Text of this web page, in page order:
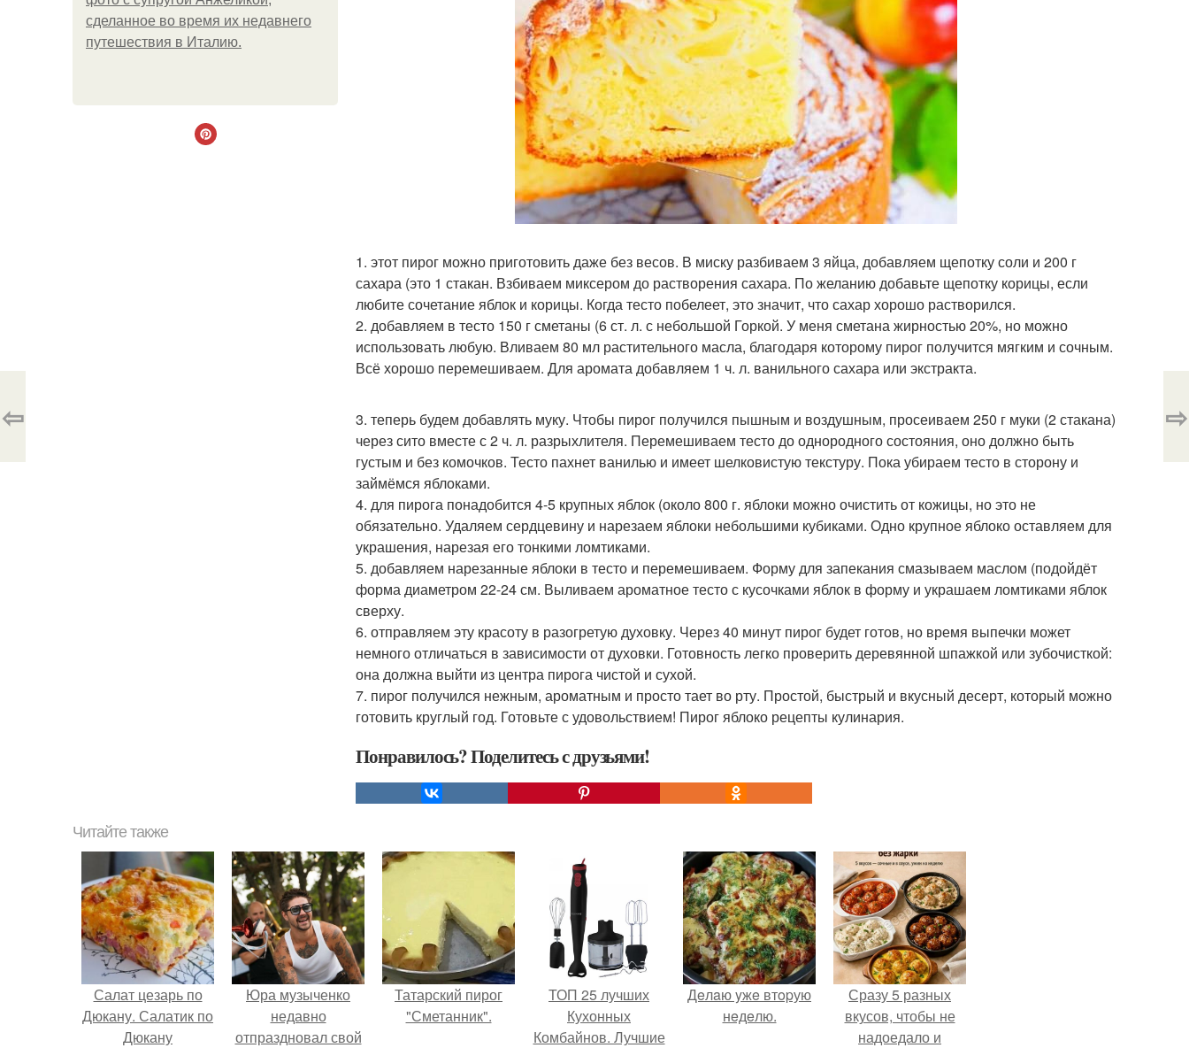
сделанное во время их недавнего
путешествия в Италию.
1. этот пирог можно приготовить даже без весов. В миску разбиваем 3 яйца, добавляем щепотку соли и 200 г
сахара (это 1 стакан. Взбиваем миксером до растворения сахара. По желанию добавьте щепотку корицы, если
любите сочетание яблок и корицы. Когда тесто побелеет, это значит, что сахар хорошо растворился.
2. добавляем в тесто 150 г сметаны (6 ст. л. с небольшой Горкой. У меня сметана жирностью 20%, но можно
использовать любую. Вливаем 80 мл растительного масла, благодаря которому пирог получится мягким и сочным.
Всё хорошо перемешиваем. Для аромата добавляем 1 ч. л. ванильного сахара или экстракта.
3. теперь будем добавлять муку. Чтобы пирог получился пышным и воздушным, просеиваем 250 г муки (2 стакана)
через сито вместе с 2 ч. л. разрыхлителя. Перемешиваем тесто до однородного состояния, оно должно быть
густым и без комочков. Тесто пахнет ванилью и имеет шелковистую текстуру. Пока убираем тесто в сторону и
займёмся яблоками.
4. для пирога понадобится 4-5 крупных яблок (около 800 г. яблоки можно очистить от кожицы, но это не
обязательно. Удаляем сердцевину и нарезаем яблоки небольшими кубиками. Одно крупное яблоко оставляем для
украшения, нарезая его тонкими ломтиками.
5. добавляем нарезанные яблоки в тесто и перемешиваем. Форму для запекания смазываем маслом (подойдёт
форма диаметром 22-24 см. Выливаем ароматное тесто с кусочками яблок в форму и украшаем ломтиками яблок
сверху.
6. отправляем эту красоту в разогретую духовку. Через 40 минут пирог будет готов, но время выпечки может
немного отличаться в зависимости от духовки. Готовность легко проверить деревянной шпажкой или зубочисткой:
она должна выйти из центра пирога чистой и сухой.
7. пирог получился нежным, ароматным и просто тает во рту. Простой, быстрый и вкусный десерт, который можно
готовить круглый год. Готовьте с удовольствием! Пирог яблоко рецепты кулинария.
Понравилось? Поделитесь с друзьями!
⇦ ⇨
Читайте также
Салат цезарь по
Дюкану. Салатик по
Дюкану
Юра музыченко
недавно
отпраздновал свой
Татарский пирог
"Сметанник".
ТОП 25 лучших
Кухонных
Комбайнов. Лучшие
Дeлaю yжe втopую
нeдeлю.
Сразу 5 разных
вкусов, чтобы не
надоедало и